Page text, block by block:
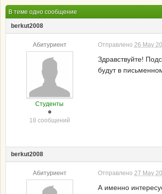
В теме одно сообщение
berkut2008
Абитуриент
Студенты
18 сообщений
Отправлено 26 May
Здравствуйте!
будут в
berkut2008
Абитуриент Отправлено 27 May
А именно